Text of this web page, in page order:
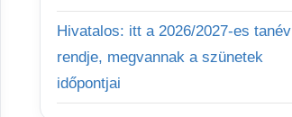
Hivatalos: itt a 2026/2027-es tanév
rendje, megvannak a szünetek
időpontjai